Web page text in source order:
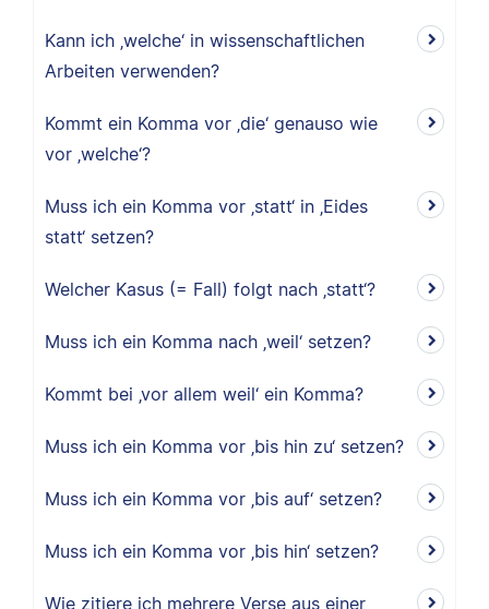
Kann ich ‚welche‘ in wissenschaftlichen
Arbeiten verwenden?
Kommt ein Komma vor ‚die‘ genauso wie
vor ‚welche‘?
Muss ich ein Komma vor ‚statt‘ in ‚Eides
statt‘ setzen?
Welcher Kasus (= Fall) folgt nach ‚statt‘?
Muss ich ein Komma nach ‚weil‘ setzen?
Kommt bei ‚vor allem weil‘ ein Komma?
Muss ich ein Komma vor ‚bis hin zu‘ setzen?
Muss ich ein Komma vor ‚bis auf‘ setzen?
Muss ich ein Komma vor ‚bis hin‘ setzen?
Wie zitiere ich mehrere Verse aus einer